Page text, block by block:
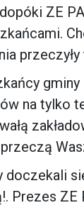
ZE
na tylko
Prezes